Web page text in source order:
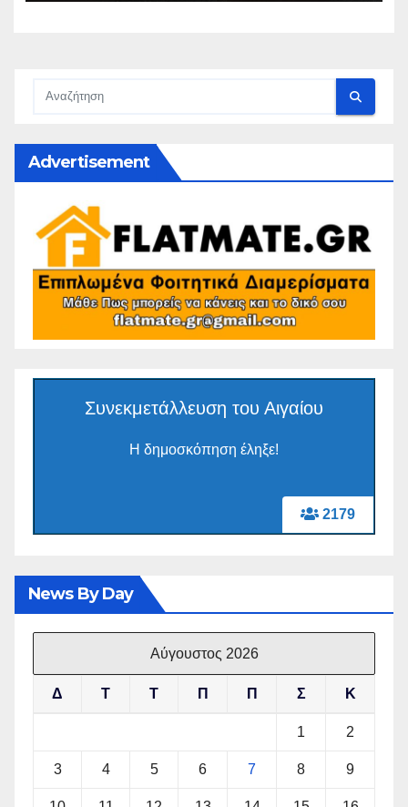
Advertisement
2179
Συνεκμετάλλευση του Αιγαίου
Η δημοσκόπηση έληξε!
News By Day
Αύγουστος 2026
Δ Τ Τ Π Π Σ Κ
1 2
3 4 5 6 7 8 9